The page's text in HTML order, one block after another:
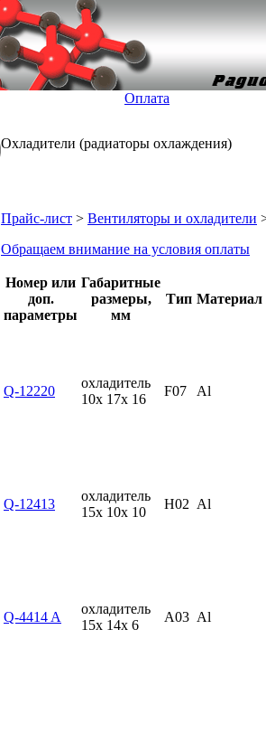
Оплата
Охладители (радиаторы охлаждения)
Прайс-лист > Вентиляторы и охладители
Обращаем внимание на условия оплаты
Номер или
доп.
параметры
Габаритные
размеры,
мм
Тип Материал
Q-12220
охладитель
10x 17x 16
F07 Al
Q-12413
охладитель
15x 10x 10
H02 Al
Q-4414 A
охладитель
15x 14x 6
A03 Al